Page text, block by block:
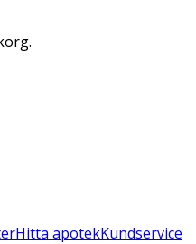
Hitta apotekKundservice